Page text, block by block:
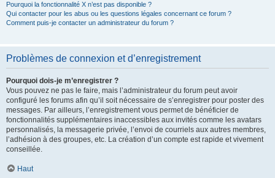
Pourquoi la fonctionnalité X n’est pas disponible ?
Qui contacter pour les abus ou les questions légales concernant ce forum ?
Comment puis-je contacter un administrateur du forum ?
Problèmes de connexion et d’enregistrement
Pourquoi dois-je m’enregistrer ?
Vous pouvez ne pas le faire, mais l’administrateur du forum peut avoir
configuré les forums afin qu’il soit nécessaire de s’enregistrer pour poster des
messages. Par ailleurs, l’enregistrement vous permet de bénéficier de
fonctionnalités supplémentaires inaccessibles aux invités comme les avatars
personnalisés, la messagerie privée, l’envoi de courriels aux autres membres,
l’adhésion à des groupes, etc. La création d’un compte est rapide et vivement
conseillée.
Haut